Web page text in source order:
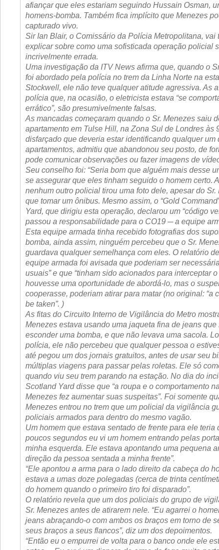
afiançar que eles estariam seguindo Hussain Osman,
homens-bomba. Também fica implícito que Menezes
capturado vivo.
Sir Ian Blair, o Comissário da Polícia Metropolitana, vai
explicar sobre como uma sofisticada operação policial
incrivelmente errada.
Uma investigação da ITV News afirma que, quando o
foi abordado pela polícia no trem da Linha Norte na
Stockwell, ele não teve qualquer atitude agressiva. As
polícia que, na ocasião, o eletricista estava “se
errático”, são presumivelmente falsas.
As mancadas começaram quando o Sr. Menezes saiu
apartamento em Tulse Hill, na Zona Sul de Londres às
disfarçado que deveria estar identificando qualquer um
apartamentos, admitiu que abandonou seu posto, de
pode comunicar observações ou fazer imagens de
Seu conselho foi: “Seria bom que alguém mais desse
se assegurar que eles tinham seguido o homem certo.
nenhum outro policial tirou uma foto dele, apesar do Sr.
que tomar um ônibus. Mesmo assim, o “Gold
Yard, que dirigiu esta operação, declarou um “código
passou a responsabilidade para o CO19 ─ a equipe
Esta equipe armada tinha recebido fotografias dos
bomba, ainda assim, ninguém percebeu que o Sr.
guardava qualquer semelhança com eles. O relatório
equipe armada foi avisada que poderiam ser
usuais” e que “tinham sido acionados para interceptar
houvesse uma oportunidade de abordá-lo, mas o
cooperasse, poderiam atirar para matar (no original: “a
be taken”. )
As fitas do Circuito Interno de Vigilância do Metro
Menezes estava usando uma jaqueta fina de jeans
esconder uma bomba, e que não levava uma sacola.
polícia, ele não percebeu que qualquer pessoa o
até pegou um dos jornais gratuitos, antes de usar seu
múltiplas viagens para passar pelas roletas. Ele só
quando viu seu trem parando na estação. No dia do
Scotland Yard disse que “a roupa e o comportamento
Menezes fez aumentar suas suspeitas”. Foi somente
Menezes entrou no trem que um policial da vigilância
policiais armados para dentro do mesmo vagão.
Um homem que estava sentado de frente para ele teria
poucos segundos eu vi um homem entrando pelas
minha esquerda. Ele estava apontando uma pequena
direção da pessoa sentada a minha frente”.
“Ele apontou a arma para o lado direito da cabeça do
estava a umas doze polegadas (cerca de trinta
do homem quando o primeiro tiro foi disparado”.
O relatório revela que um dos policiais do grupo de
Sr. Menezes antes de atirarem nele. “Eu agarrei o
jeans abraçando-o com ambos os braços em torno de
seus braços a seus flancos”, diz um dos depoimentos.
“Então eu o empurrei de volta para o banco onde ele